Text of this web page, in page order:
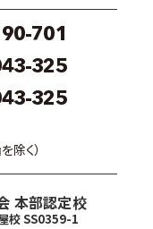
701
325
325
除く）
本部認定校
校 SS0359-1